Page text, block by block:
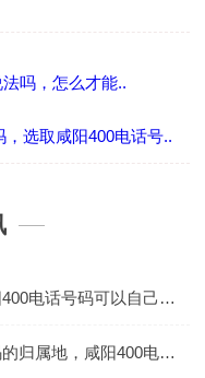
吗，怎么才能..
选取咸阳400电话号..
咸阳400电话号码是几位数的，咸阳400电话号码可以自己选吗
怎么才能够查询到咸阳400电话号码的归属地，咸阳400电话都是由10位数组成的吗